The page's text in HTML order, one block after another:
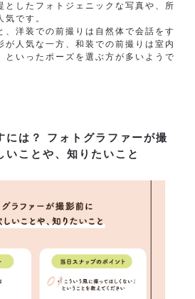
としたフォトジェニックな写真や、所
気です。
、洋装での前撮りは自然体で会話をす
が人気な一方、和装での前撮りは室内
といったポーズを選ぶ方が多いようで
には？ フォトグラファーが撮
いことや、知りたいこと